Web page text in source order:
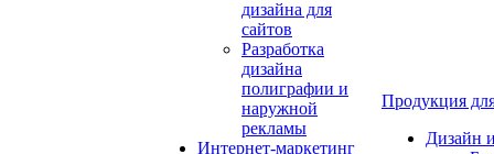
дизайна для
сайтов
Разработка
дизайна
полиграфии и
наружной
рекламы
Интернет-маркетинг
Продукция
Дизайн